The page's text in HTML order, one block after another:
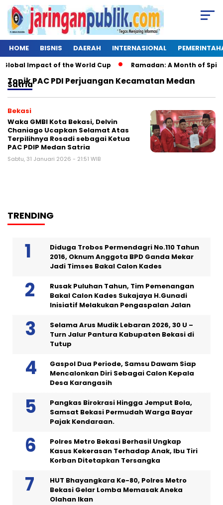
HOME BISNIS DAERAH INTERNASIONAL
Impact of the World Cup Ramadan: A Month of
TopikPAC PDI Perjuangan Kecamatan Medan
Satria
Bekasi
Waka GMBI Kota Bekasi, Delvin
Chaniago Ucapkan Selamat Atas
Terpilihnya Rosadi sebagai Ketua
PAC PDIP Medan Satria
Sabtu, 31 Januari 2026 - 21:51 WIB
TRENDING
Diduga Trobos Permendagri No.110 Tahun
2016, Oknum Anggota BPD Ganda Mekar
Jadi Timses Bakal Calon Kades
Rusak Puluhan Tahun, Tim Pemenangan
Bakal Calon Kades Sukajaya H.Gunadi
Inisiatif Melakukan Pengaspalan Jalan
Selama Arus Mudik Lebaran 2026, 30 U –
Turn Jalur Pantura Kabupaten Bekasi di
Tutup
Gaspol Dua Periode, Samsu Dawam Siap
Mencalonkan Diri Sebagai Calon Kepala
Desa Karangasih
Pangkas Birokrasi Hingga Jemput Bola,
Samsat Bekasi Permudah Warga Bayar
Pajak Kendaraan.
Polres Metro Bekasi Berhasil Ungkap
Kasus Kekerasan Terhadap Anak, Ibu Tiri
Korban Ditetapkan Tersangka
HUT Bhayangkara Ke-80, Polres Metro
Bekasi Gelar Lomba Memasak Aneka
Olahan Ikan